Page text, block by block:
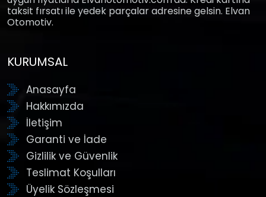
taksit fırsatı ile yedek parçalar adresine gelsin. Elvan
Otomotiv.
KURUMSAL
Anasayfa
Hakkımızda
İletişim
Garanti ve İade
Gizlilik ve Güvenlik
Teslimat Koşulları
Üyelik Sözleşmesi